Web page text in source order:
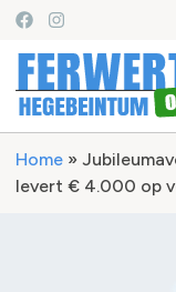
Home »
levert € 4.000 op